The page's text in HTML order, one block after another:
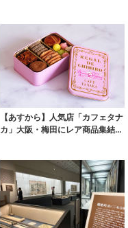
【あすから】人気店「カフェタナ
カ」大阪・梅田にレア商品集結…